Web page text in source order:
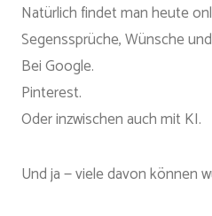
Natürlich findet man heute
Segenssprüche, Wünsche
Bei Google.
Pinterest.
Oder inzwischen auch mit KI.
Und ja — viele davon können